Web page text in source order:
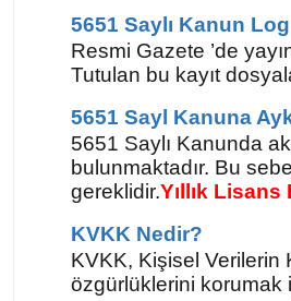
5651 Saylı Kanun
Resmi Gazete ’de
Tutulan bu kayıt
5651 Sayl Kanuna
5651 Saylı Kanunda
bulunmaktadır. Bu
gereklidir.Yıllık
KVKK Nedir?
KVKK, Kişisel Verilerin
özgürlüklerini korumak